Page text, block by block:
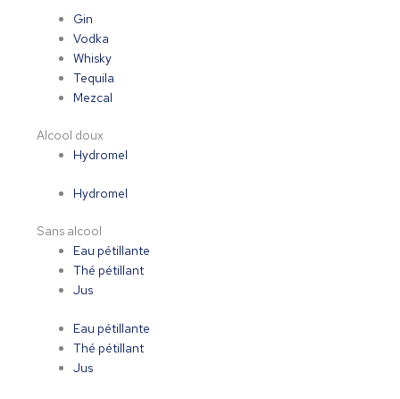
Gin
Vodka
Whisky
Tequila
Mezcal
Alcool doux
Hydromel
Hydromel
Sans alcool
Eau pétillante
Thé pétillant
Jus
Eau pétillante
Thé pétillant
Jus